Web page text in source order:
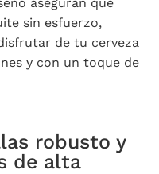
sin esfuerzo,
de tu cerveza
y con un toque de
robusto y
de alta